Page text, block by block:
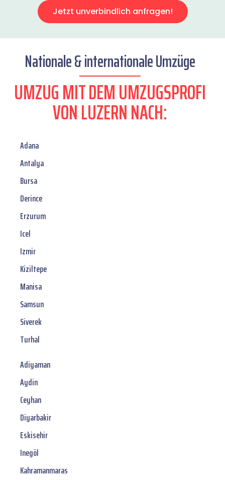
Jetzt unverbindlich anfragen!
Nationale & internationale Umzüge
UMZUG MIT DEM UMZUGSPROFI
VON LUZERN NACH:
Adana
Antalya
Bursa
Derince
Erzurum
Icel
Izmir
Kiziltepe
Manisa
Samsun
Siverek
Turhal
Adiyaman
Aydin
Ceyhan
Diyarbakir
Eskisehir
Inegöl
Kahramanmaras